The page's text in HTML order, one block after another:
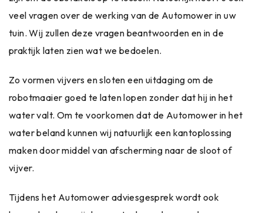
veel vragen over de werking van de Automower in uw
tuin. Wij zullen deze vragen beantwoorden en in de
praktijk laten zien wat we bedoelen.
Zo vormen vijvers en sloten een uitdaging om de
robotmaaier goed te laten lopen zonder dat hij in het
water valt. Om te voorkomen dat de Automower in het
water beland kunnen wij natuurlijk een kantoplossing
maken door middel van afscherming naar de sloot of
vijver.
Tijdens het Automower adviesgesprek wordt ook